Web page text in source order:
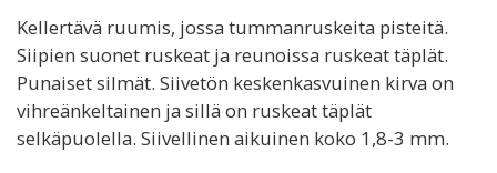
Kellertävä ruumis, jossa tummanruskeita pisteitä.
Siipien suonet ruskeat ja reunoissa ruskeat täplät.
Punaiset silmät. Siivetön keskenkasvuinen kirva on
vihreänkeltainen ja sillä on ruskeat täplät
selkäpuolella. Siivellinen aikuinen koko 1,8-3 mm.